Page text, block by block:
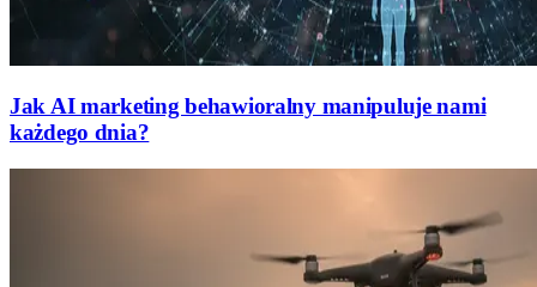
Jak AI marketing behawioralny manipuluje nami
każdego dnia?